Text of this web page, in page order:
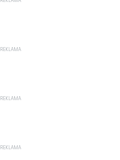
REKLAMA
REKLAMA
REKLAMA